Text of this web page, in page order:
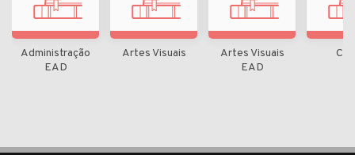
Administração
EAD
Artes Visuais
Artes Visuais
EAD